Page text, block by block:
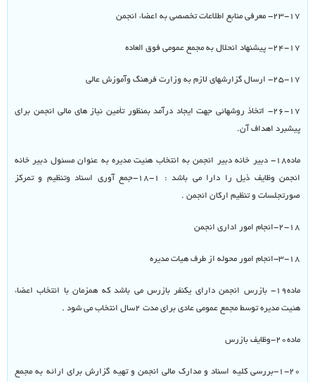
۲۳-۱۷- معرفی منابع اطلاعات تخصصی به اعضاء انجمن
۲۴-۱۷- پیشنهاد انحلال به مجمع عمومی فوق العاده
۲۵-۱۷- ارسال گزارشهای لازم به وزارت فرهنگ وآموزش عالی
۲۶-۱۷- اتخاذ روشهائی جهت ایجاد درآمد بمنظور تأمین نیاز های مالی انجمن برای
پیشبرد اهداف آن.
ماده۱۸- دبیر خانه دبیر انجمن به انتخاب هئیت مدیره به عنوان مسئول دبیر خانه
انجمن وظایف ذیل را دارا می باشد : ۱-۱۸-جمع آوری اسناد وتنظیم و تمرکز
صورتجلسات و تنظیم ارکان انجمن .
۲-۱۸-انجام امور اداری انجمن
۳-۱۸-انجام امور محوله از طرف هیات مدیره
ماده۱۹- بازرس انجمن دارای یکنفر بازرس می باشد که همزمان با انتخاب اعضاء
هئیت مدیره توسط مجمع عمومی عادی برای مدت ۲سال انتخاب می شود .
ماده۲۰-وظایف بازرس
۱-۲۰-بررسی کلیه اسناد و مدارک مالی انجمن و تهیه گزارش برای ارائه به مجمع